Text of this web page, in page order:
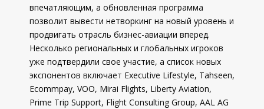
впечатляющим, а обновленная программа
позволит вывести нетворкинг на новый уровень и
продвигать отрасль бизнес-авиации вперед.
Несколько региональных и глобальных игроков
уже подтвердили свое участие, а список новых
экспонентов включает Executive Lifestyle, Tahseen,
Ecommpay, VOO, Mirai Flights, Liberty Aviation,
Prime Trip Support, Flight Consulting Group, AAL AG